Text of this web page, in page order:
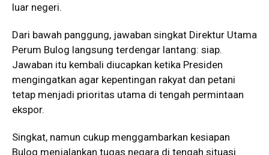
luar negeri.
Dari bawah panggung, jawaban singkat Direktur Utama
Perum Bulog langsung terdengar lantang: siap.
Jawaban itu kembali diucapkan ketika Presiden
mengingatkan agar kepentingan rakyat dan petani
tetap menjadi prioritas utama di tengah permintaan
ekspor.
Singkat, namun cukup menggambarkan kesiapan
Bulog menjalankan tugas negara di tengah situasi